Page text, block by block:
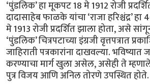
‘पुंडलिक’ हा मूकपट 18 मे 1912 रोजी
दादासाहेब फाळके यांचा ‘राजा हरिश्चंद्र’
मे 1913 रोजी प्रदर्शित झाला होता, असे
‘पुंडलिक’ चित्रपटाच्या इंग्रजी वृत्तपत्रात
जाहिराती पत्रकारांना दाखवल्या.
करण्याचा मार्ग खुला असेल, असेही ते
पुत्र विजय आणि अनिल तोरणे उपस्थित होते.